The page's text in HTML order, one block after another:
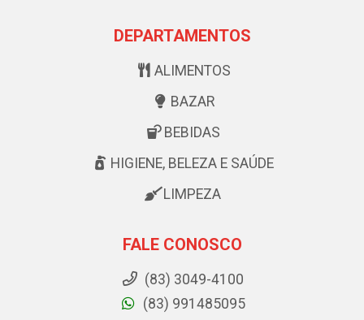
DEPARTAMENTOS
ALIMENTOS
BAZAR
BEBIDAS
HIGIENE, BELEZA E SAÚDE
LIMPEZA
FALE CONOSCO
(83) 3049-4100
(83) 991485095